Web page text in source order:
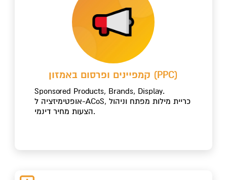
קמפיינים ופרסום באמזון (PPC)
Sponsored Products, Brands, Display.
אופטימיזציה ל-ACoS, כריית מילות מפתח וניהול
הצעות מחיר דינמי.